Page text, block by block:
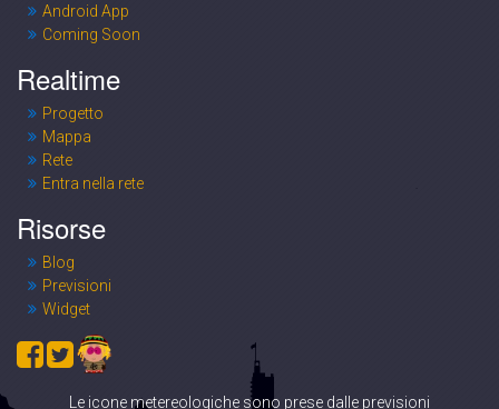
Android App
Coming Soon
Realtime
Progetto
Mappa
Rete
Entra nella rete
Risorse
Blog
Previsioni
Widget
Le icone metereologiche sono prese dalle previsioni